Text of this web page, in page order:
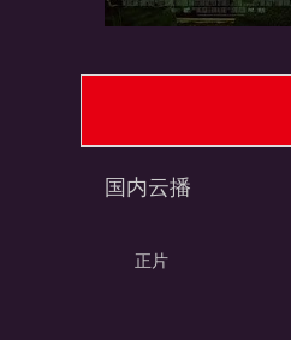
国内云播
正片